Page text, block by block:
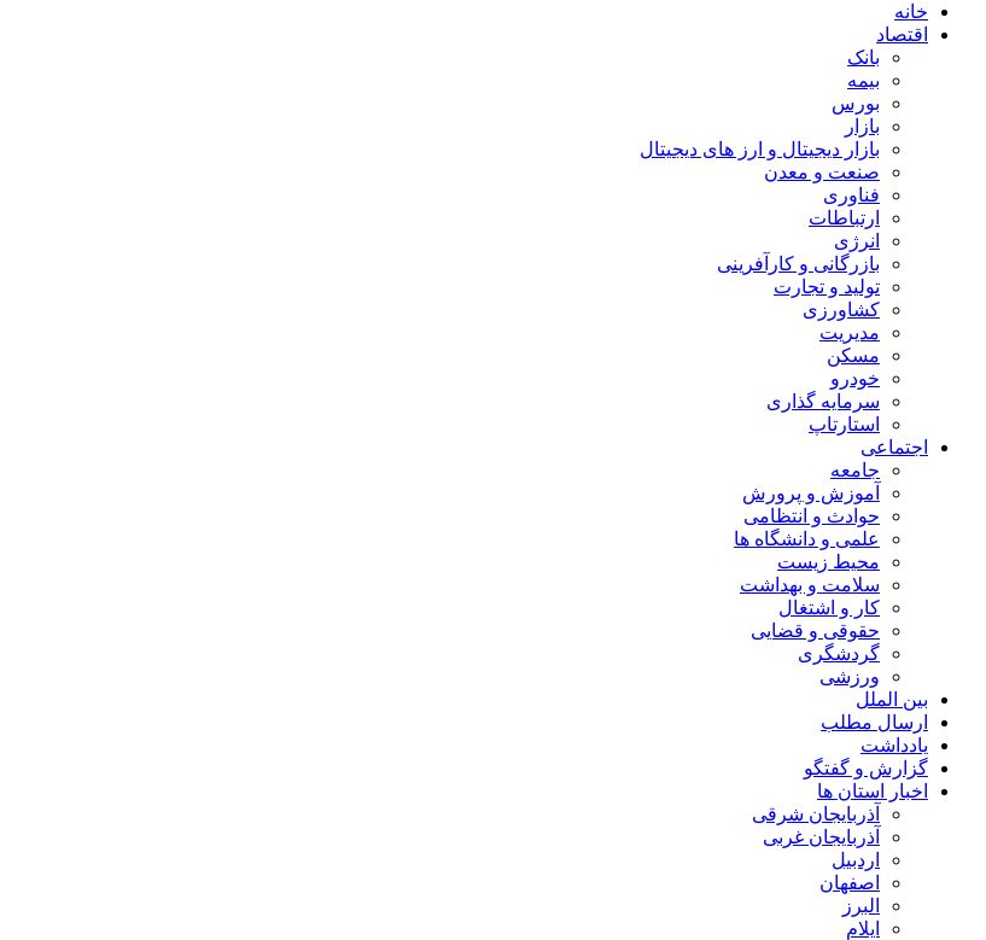
خانه
اقتصاد
بانک
بیمه
بورس
بازار
بازار دیجیتال و ارز های دیجیتال
صنعت و معدن
فناوری
ارتباطات
انرژی
بازرگانی و کارآفرینی
تولید و تجارت
کشاورزی
مدیریت
مسکن
خودرو
سرمایه گذاری
استارتاپ
اجتماعی
جامعه
آموزش و پرورش
حوادث و انتظامی
علمی و دانشگاه ها
محیط زیست
سلامت و بهداشت
کار و اشتغال
حقوقی و قضایی
گردشگری
ورزشی
بین الملل
ارسال مطلب
یادداشت
گزارش و گفتگو
اخبار استان ها
آذربایجان شرقی
آذربایجان غربی
اردبیل
اصفهان
البرز
ایلام